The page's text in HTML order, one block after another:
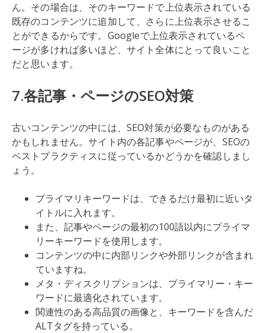
ん。その場合は、そのキーワードで上位表示されている
既存のコンテンツに追加して、さらに上位表示させるこ
とができるからです。Googleで上位表示されているペ
ージが多ければ多いほど、サイト全体にとって良いこと
だと思います。
7.各記事・ページのSEO対策
古いコンテンツの中には、SEO対策が必要なものがある
かもしれません。サイト内の各記事やページが、SEOの
ベストプラクティスに従っているかどうかを確認しまし
ょう。
プライマリキーワードは、できるだけ最初に近いタ
イトルに入れます。
また、記事やページの最初の100語以内にプライマ
リーキーワードを使用します。
コンテンツの中に内部リンクや外部リンクが含まれ
ていますね。
メタ・ディスクリプションは、プライマリー・キー
ワードに最適化されています。
関連性のある高品質の画像と、キーワードを含んだ
ALTタグを持っている。